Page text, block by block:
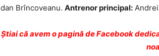
Brîncoveanu. Antrenor principal:
Ştiai că avem o pagină de Facebook